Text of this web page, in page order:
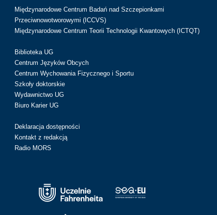
Międzynarodowe Centrum Badań nad Szczepionkami
Przeciwnowotworowymi (ICCVS)
Międzynarodowe Centrum Teorii Technologii Kwantowych (ICTQT)
Biblioteka UG
Centrum Języków Obcych
Centrum Wychowania Fizycznego i Sportu
Szkoły doktorskie
Wydawnictwo UG
Biuro Karier UG
Deklaracja dostępności
Kontakt z redakcją
Radio MORS